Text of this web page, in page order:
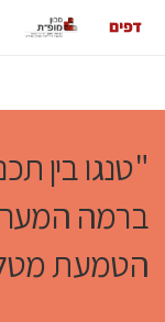
"טנגו בין
ברמה
הטמעת